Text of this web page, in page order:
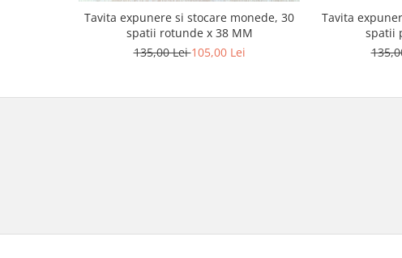
Tavita expunere si stocare monede, 30
spatii rotunde x 38 MM
135,00 Lei105,00 Lei
Tavita
spatii